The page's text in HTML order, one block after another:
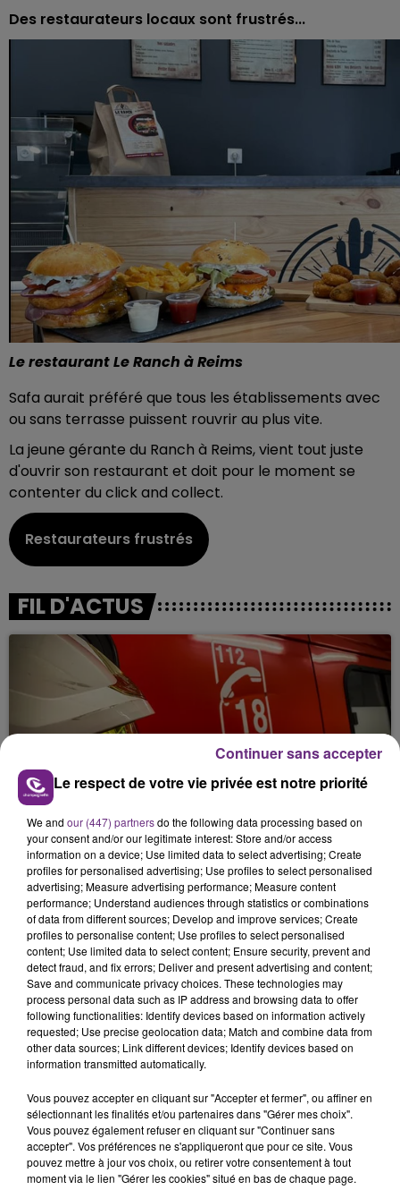
Des restaurateurs locaux sont frustrés...
Le restaurant Le Ranch à Reims
Safa aurait préféré que tous les établissements avec
ou sans terrasse puissent rouvrir au plus vite.
La jeune gérante du Ranch à Reims, vient tout juste
d'ouvrir son restaurant et doit pour le moment se
contenter du click and collect.
Restaurateurs frustrés
FIL D'ACTUS
UN FEU DE REMORQUE BLOQUE LA
CIRCULATION DANS LES ARDENNES
Un feu de remorque s'est déclaré ce mercredi en
fin de matinée sur l'A34.
VENEZ FÊTER CE WEEK-END
L'ANNIVERSAIRE DE WOINIC
Ce samedi 8 août sera un grand jour :
Une fête est donc organisée et vous êtes tous
conviés !
TITRES DIFFUSÉS
14h07
14h07 14h04
14h04
Le respect de votre vie privée est notre priorité
We and our (447) partnersdo the following data processing based on
your consent and/or our legitimate interest: Store and/or access
information on a device; Use limited data to select advertising; Create
profiles for personalised advertising; Use profiles to select personalised
advertising; Measure advertising performance; Measure content
performance; Understand audiences through statistics or combinations
of data from different sources; Develop and improve services; Create
profiles to personalise content; Use profiles to select personalised
content; Use limited data to select content; Ensure security, prevent and
detect fraud, and fix errors; Deliver and present advertising and content;
Save and communicate privacy choices. These technologies may
process personal data such as IP address and browsing data to offer
following functionalities: Identify devices based on information actively
requested; Use precise geolocation data; Match and combine data from
other data sources; Link different devices; Identify devices based on
information transmitted automatically.
Vous pouvez accepter en cliquant sur "Accepter et fermer", ou affiner en
sélectionnant les finalités et/ou partenaires dans "Gérer mes choix".
Vous pouvez également refuser en cliquant sur "Continuer sans
accepter". Vos préférences ne s'appliqueront que pour ce site. Vous
pouvez mettre à jour vos choix, ou retirer votre consentement à tout
moment via le lien "Gérer les cookies" situé en bas de chaque page.
Continuer sans accepter